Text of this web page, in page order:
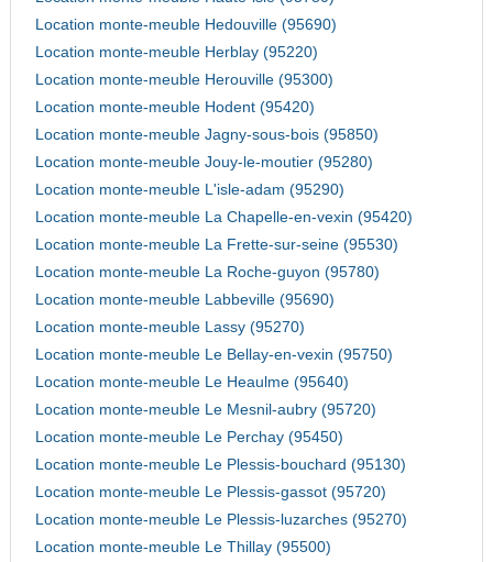
Location monte-meuble Hedouville (95690)
Location monte-meuble Herblay (95220)
Location monte-meuble Herouville (95300)
Location monte-meuble Hodent (95420)
Location monte-meuble Jagny-sous-bois (95850)
Location monte-meuble Jouy-le-moutier (95280)
Location monte-meuble L'isle-adam (95290)
Location monte-meuble La Chapelle-en-vexin (95420)
Location monte-meuble La Frette-sur-seine (95530)
Location monte-meuble La Roche-guyon (95780)
Location monte-meuble Labbeville (95690)
Location monte-meuble Lassy (95270)
Location monte-meuble Le Bellay-en-vexin (95750)
Location monte-meuble Le Heaulme (95640)
Location monte-meuble Le Mesnil-aubry (95720)
Location monte-meuble Le Perchay (95450)
Location monte-meuble Le Plessis-bouchard (95130)
Location monte-meuble Le Plessis-gassot (95720)
Location monte-meuble Le Plessis-luzarches (95270)
Location monte-meuble Le Thillay (95500)